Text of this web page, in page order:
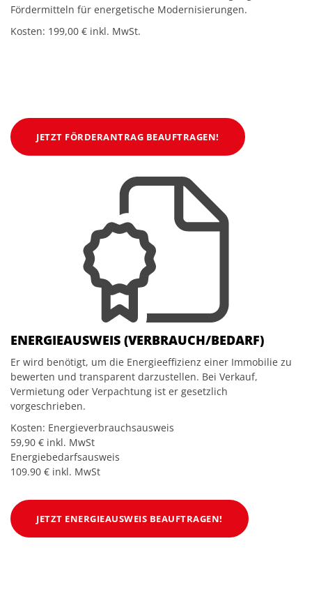
Fördermitteln für energetische Modernisierungen.
Kosten: 199,00 € inkl. MwSt.
JETZT FÖRDERANTRAG BEAUFTRAGEN!
ENERGIEAUSWEIS (VERBRAUCH/BEDARF)
Er wird benötigt, um die Energieeffizienz einer Immobilie zu
bewerten und transparent darzustellen. Bei Verkauf,
Vermietung oder Verpachtung ist er gesetzlich
vorgeschrieben.
Kosten: Energieverbrauchsausweis
59,90 € inkl. MwSt
Energiebedarfsausweis
109.90 € inkl. MwSt
JETZT ENERGIEAUSWEIS BEAUFTRAGEN!